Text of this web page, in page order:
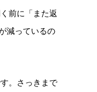
前に「また返
減っているの
。さっきまで